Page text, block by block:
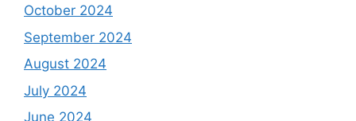
October 2024
September 2024
August 2024
July 2024
June 2024